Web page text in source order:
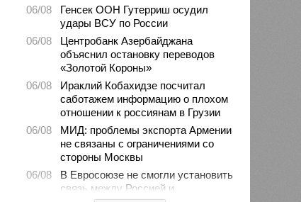
06/08
Генсек ООН Гутерриш осудил
удары ВСУ по России
06/08
Центробанк Азербайджана
объяснил остановку переводов
«Золотой Короны»
06/08
Ираклий Кобахидзе посчитал
саботажем информацию о плохом
отношении к россиянам в Грузии
06/08
МИД: проблемы экспорта Армении
не связаны с ограничениями со
стороны Москвы
06/08
В Евросоюзе не смогли установить
связь между Россией и